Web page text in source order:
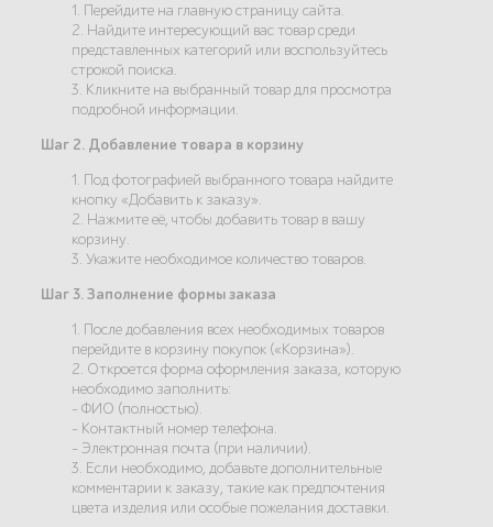
1. Перейдите на главную страницу сайта.
2. Найдите интересующий вас товар среди
представленных категорий или воспользуйтесь
строкой поиска.
3. Кликните на выбранный товар для просмотра
подробной информации.
Шаг 2. Добавление товара в корзину
1. Под фотографией выбранного товара найдите
кнопку «Добавить к заказу».
2. Нажмите её, чтобы добавить товар в вашу
корзину.
3. Укажите необходимое количество товаров.
Шаг 3. Заполнение формы заказа
1. После добавления всех необходимых товаров
перейдите в корзину покупок («Корзина»).
2. Откроется форма оформления заказа, которую
необходимо заполнить:
- ФИО (полностью).
- Контактный номер телефона.
- Электронная почта (при наличии).
3. Если необходимо, добавьте дополнительные
комментарии к заказу, такие как предпочтения
цвета изделия или особые пожелания доставки.